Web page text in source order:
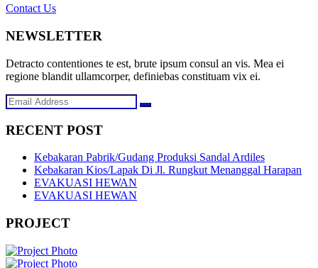
Contact Us
NEWSLETTER
Detracto contentiones te est, brute ipsum consul an vis. Mea ei
regione blandit ullamcorper, definiebas constituam vix ei.
RECENT POST
Kebakaran Pabrik/Gudang Produksi Sandal Ardiles
Kebakaran Kios/Lapak Di Jl. Rungkut Menanggal Harapan
EVAKUASI HEWAN
EVAKUASI HEWAN
PROJECT